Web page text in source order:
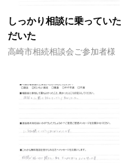
しっかり相談に乗っていた
だいた
高崎市相続相談会ご参加者様